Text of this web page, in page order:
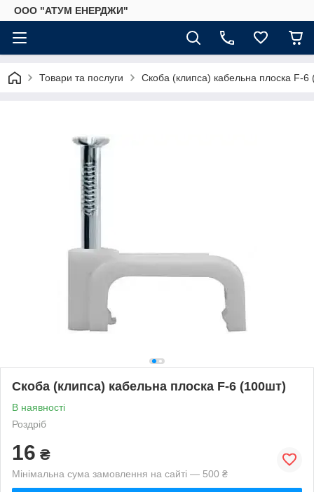
ООО "АТУМ ЕНЕРДЖИ"
Товари та послуги Скоба (клипса) кабельна плоска F-6
Скоба (клипса) кабельна плоска F-6 (100шт)
В наявності
Роздріб
16 ₴
Мінімальна сума замовлення на сайті — 500 ₴